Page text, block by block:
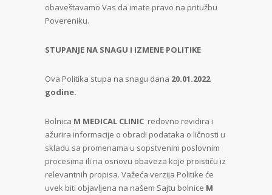
obaveštavamo Vas da imate pravo na pritužbu
Povereniku.
STUPANJE NA SNAGU I IZMENE POLITIKE
Ova Politika stupa na snagu dana 20.01.2022
godine.
Bolnica M MEDICAL CLINIC redovno revidira i
ažurira informacije o obradi podataka o ličnosti u
skladu sa promenama u sopstvenim poslovnim
procesima ili na osnovu obaveza koje proističu iz
relevantnih propisa. Važeća verzija Politike će
uvek biti objavljena na našem Sajtu bolnice M